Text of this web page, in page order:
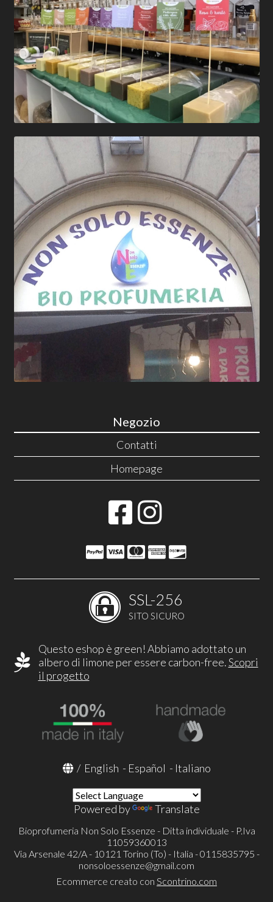
Negozio
Contatti
Homepage
SSL-256
SITO SICURO
Questo eshop è green! Abbiamo adottato un
albero di limone per essere carbon-free.Scopri
il progetto
/ English - Español - Italiano
Powered by Translate
Bioprofumeria Non Solo Essenze - Ditta individuale - P.Iva
11059360013
Via Arsenale 42/A - 10121 Torino (To) - Italia - 0115835795 -
nonsoloessenze@gmail.com
Ecommerce creato con Scontrino.com